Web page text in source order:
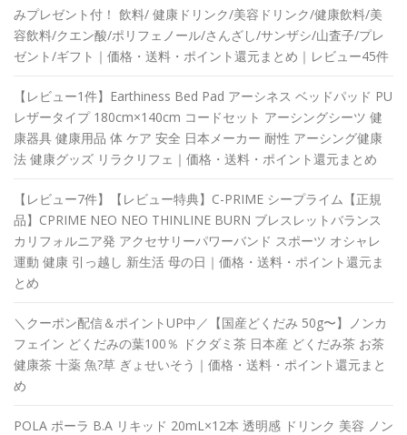
みプレゼント付！ 飲料/ 健康ドリンク/美容ドリンク/健康飲料/美
容飲料/クエン酸/ポリフェノール/さんざし/サンザシ/山査子/プレ
ゼント/ギフト｜価格・送料・ポイント還元まとめ｜レビュー45件
【レビュー1件】Earthiness Bed Pad アーシネス ベッドパッド PU
レザータイプ 180cm×140cm コードセット アーシングシーツ 健
康器具 健康用品 体 ケア 安全 日本メーカー 耐性 アーシング健康
法 健康グッズ リラクリフェ｜価格・送料・ポイント還元まとめ
【レビュー7件】【レビュー特典】C-PRIME シープライム【正規
品】CPRIME NEO NEO THINLINE BURN ブレスレットバランス
カリフォルニア発 アクセサリーパワーバンド スポーツ オシャレ
運動 健康 引っ越し 新生活 母の日｜価格・送料・ポイント還元ま
とめ
＼クーポン配信＆ポイントUP中／【国産どくだみ 50g〜】ノンカ
フェイン どくだみの葉100％ ドクダミ茶 日本産 どくだみ茶 お茶
健康茶 十薬 魚?草 ぎょせいそう｜価格・送料・ポイント還元まと
め
POLA ポーラ B.A リキッド 20mL×12本 透明感 ドリンク 美容 ノン